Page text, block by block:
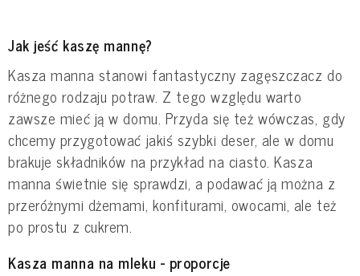
Jak jeść kaszę mannę?
Kasza manna stanowi fantastyczny zagęszczacz do
różnego rodzaju potraw. Z tego względu warto
zawsze mieć ją w domu. Przyda się też wówczas, gdy
chcemy przygotować jakiś szybki deser, ale w domu
brakuje składników na przykład na ciasto. Kasza
manna świetnie się sprawdzi, a podawać ją można z
przeróżnymi dżemami, konfiturami, owocami, ale też
po prostu z cukrem.
Kasza manna na mleku - proporcje